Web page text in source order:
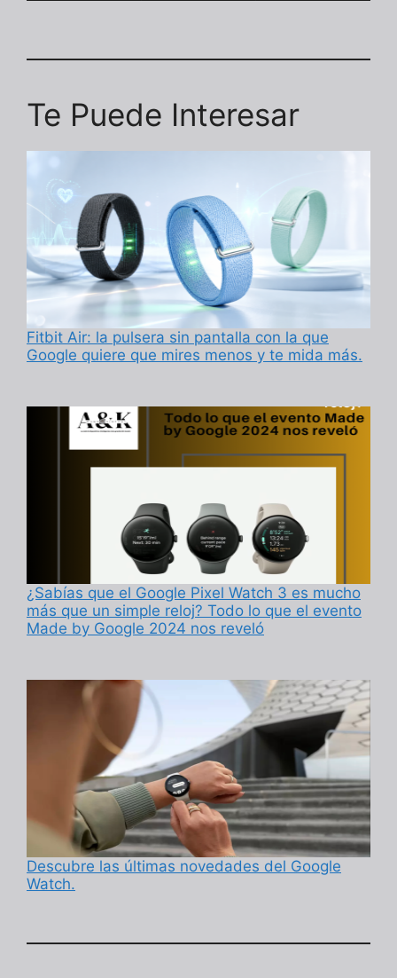
Te Puede Interesar
Fitbit Air: la pulsera sin pantalla con la que
Google quiere que mires menos y te mida más.
¿Sabías que el Google Pixel Watch 3 es mucho
más que un simple reloj? Todo lo que el evento
Made by Google 2024 nos reveló
Descubre las últimas novedades del Google
Watch.